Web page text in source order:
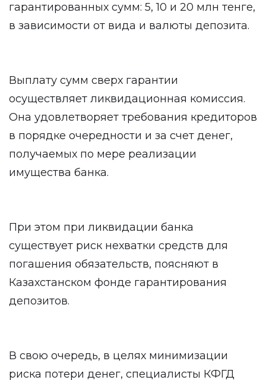
гарантированных сумм: 5, 10 и 20 млн тенге,
в зависимости от вида и валюты депозита.
Выплату сумм сверх гарантии
осуществляет ликвидационная комиссия.
Она удовлетворяет требования кредиторов
в порядке очередности и за счет денег,
получаемых по мере реализации
имущества банка.
При этом при ликвидации банка
существует риск нехватки средств для
погашения обязательств, поясняют в
Казахстанском фонде гарантирования
депозитов.
В свою очередь, в целях минимизации
риска потери денег, специалисты КФГД